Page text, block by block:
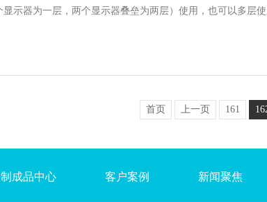
显示器为一层，两个显示器叠垒为两层）使用，也可以多层
首页 上一页 161
成品中心 客户案例 新闻聚焦